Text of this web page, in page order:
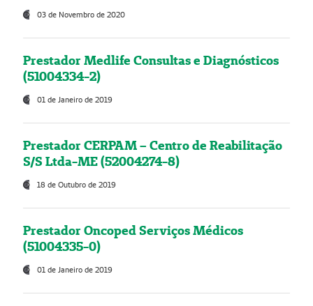
03 de Novembro de 2020
Prestador Medlife Consultas e Diagnósticos
(51004334-2)
01 de Janeiro de 2019
Prestador CERPAM – Centro de Reabilitação
S/S Ltda-ME (52004274-8)
18 de Outubro de 2019
Prestador Oncoped Serviços Médicos
(51004335-0)
01 de Janeiro de 2019